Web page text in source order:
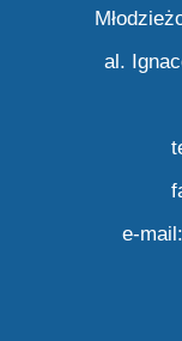
al.
e-mail: